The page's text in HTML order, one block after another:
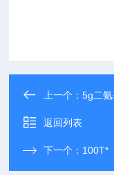
上一个：5g二氨
返回列表
下一个： 100T*